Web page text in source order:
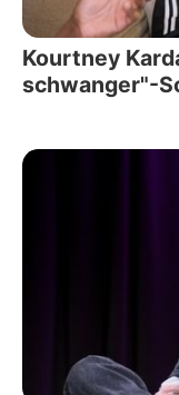
Kourtney
schwanger"-